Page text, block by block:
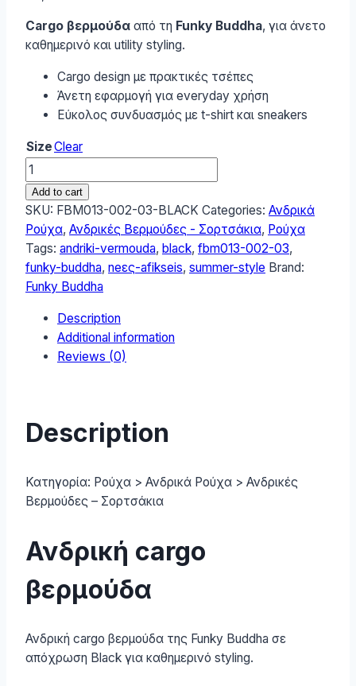
Cargo βερμούδα από τη Funky Buddha, για άνετο
καθημερινό και utility styling.
Cargo design με πρακτικές τσέπες
Άνετη εφαρμογή για everyday χρήση
Εύκολος συνδυασμός με t-shirt και sneakers
SizeClear
Funky
Buddha
Ανδρική
cargo
βερμούδα
FBM013-
002-
Black
quantity
Add to cart
SKU: FBM013-002-03-BLACK Categories: Ανδρικά
Ρούχα, Ανδρικές Βερμούδες - Σορτσάκια, Ρούχα
Tags: andriki-vermouda, black, fbm013-002-03,
funky-buddha, neες-afikseis, summer-style Brand:
Funky Buddha
Description
Additional information
Reviews (0)
Description
Κατηγορία: Ρούχα > Ανδρικά Ρούχα > Ανδρικές
Βερμούδες – Σορτσάκια
Ανδρική cargo
βερμούδα
Ανδρική cargo βερμούδα της Funky Buddha σε
απόχρωση Black για καθημερινό styling.